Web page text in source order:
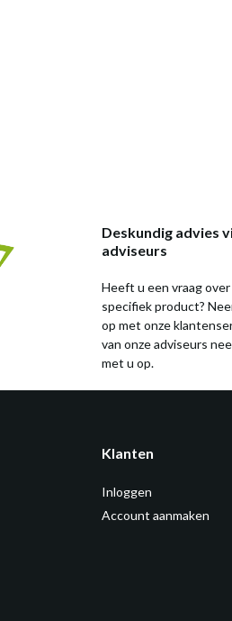
Deskundig advies
adviseurs
Heeft u een vraag over
specifiek product?
op met onze
van onze adviseurs
met u op.
Klanten
Inloggen
Account aanmaken